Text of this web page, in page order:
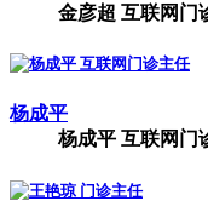
金彦超 互联网门
杨成平
杨成平 互联网门